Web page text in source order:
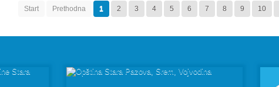
Start Prethodna 1 2 3 4 5 6 7 8 9 10